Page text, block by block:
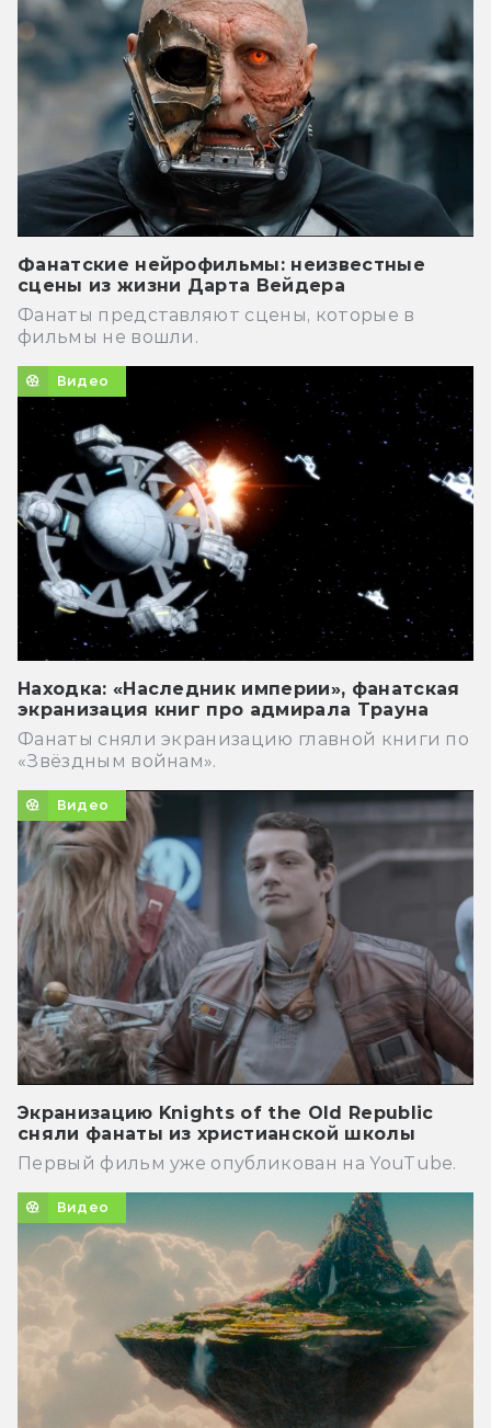
Фанатские нейрофильмы: неизвестные
сцены из жизни Дарта Вейдера
Фанаты представляют сцены, которые в
фильмы не вошли.
Видео
Находка: «Наследник империи», фанатская
экранизация книг про адмирала Трауна
Фанаты сняли экранизацию главной книги по
«Звёздным войнам».
Видео
Экранизацию Knights of the Old Republic
сняли фанаты из христианской школы
Первый фильм уже опубликован на YouTube.
Видео